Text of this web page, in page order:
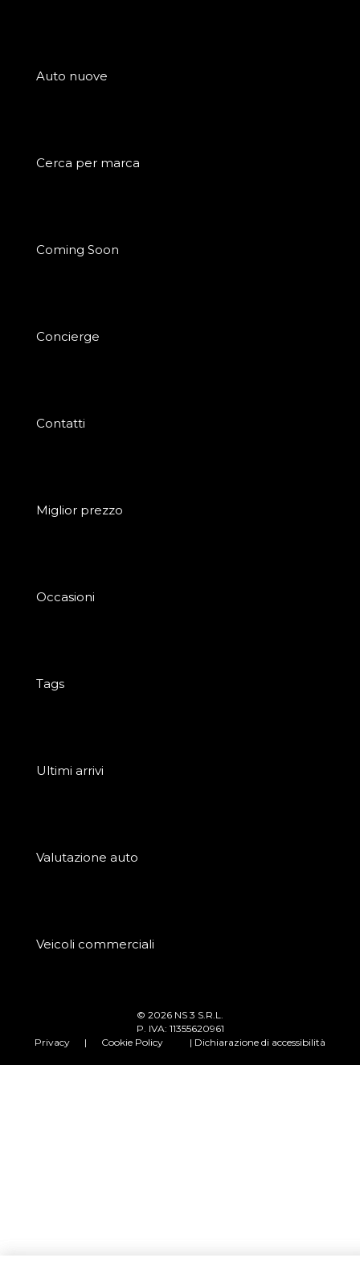
Auto nuove
Cerca per marca
Coming Soon
Concierge
Contatti
Miglior prezzo
Occasioni
Tags
Ultimi arrivi
Valutazione auto
Veicoli commerciali
© 2026 NS 3 S.R.L.
P. IVA: 11355620961
Privacy
| Cookie Policy | Dichiarazione di accessibilità